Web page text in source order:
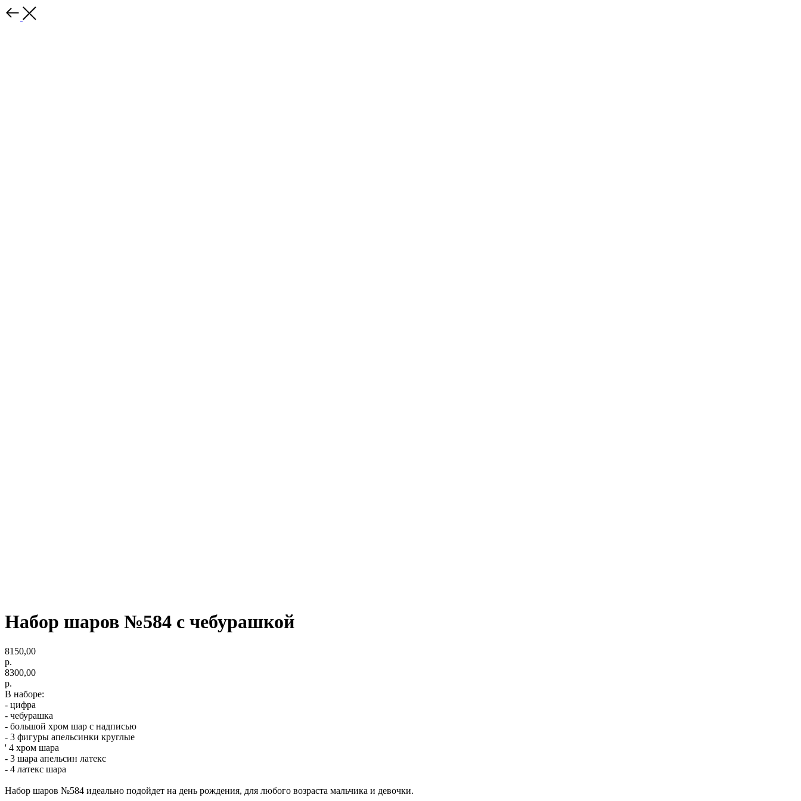
Набор шаров №584 с чебурашкой
8150,00
р.
8300,00
р.
В наборе:
- цифра
- чебурашка
- большой хром шар с надписью
- 3 фигуры апельсинки круглые
' 4 хром шара
- 3 шара апельсин латекс
- 4 латекс шара
Набор шаров №584 идеально подойдет на день рождения, для любого возраста мальчика и девочки.